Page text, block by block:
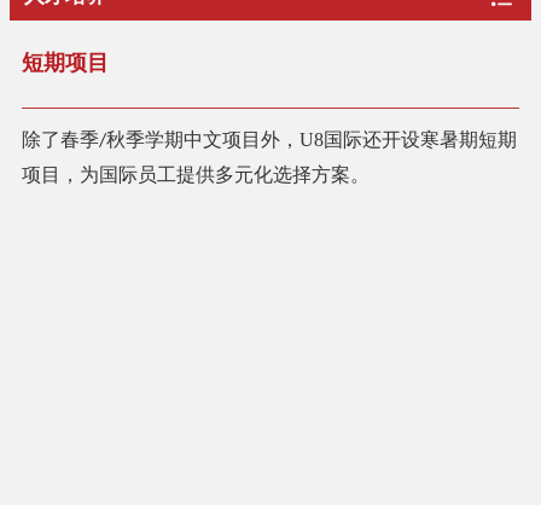
短期项目
除了春季/秋季学期中文项目外，U8国际还开设寒暑期短期
项目，为国际员工提供多元化选择方案。